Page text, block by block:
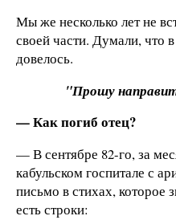
Мы же несколько лет не
своей части. Думали, что
довелось.
"Прошу
— Как погиб отец?
— В сентябре 82-го, за
кабульском госпитале с
письмо в стихах, которое
есть строки: